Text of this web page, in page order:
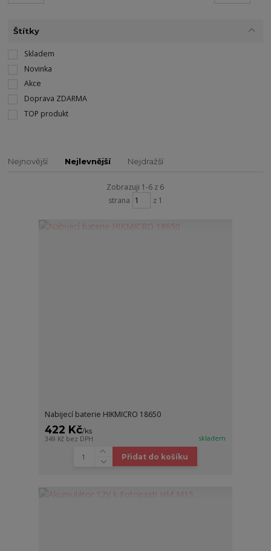
Štítky
Skladem
Novinka
Akce
Doprava ZDARMA
TOP produkt
Nejnovější Nejlevnější Nejdražší
Zobrazuji 1-6 z 6
strana
z 1
Nabijecí baterie HIKMICRO 18650
422 Kč/ks
349 Kč bez DPH skladem
Přidat do košíku